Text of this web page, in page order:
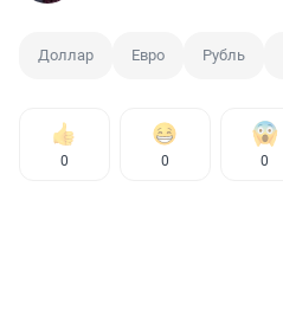
Доллар Евро Рубль
0 0 0